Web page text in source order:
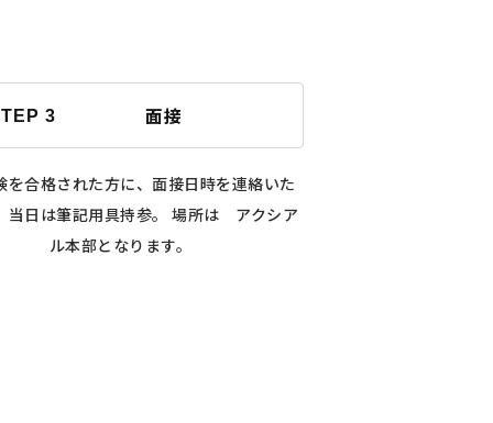
3 面接
を合格された方に、面接日時を連絡いた
当日は筆記用具持参。 場所は アクシア
ル本部となります。